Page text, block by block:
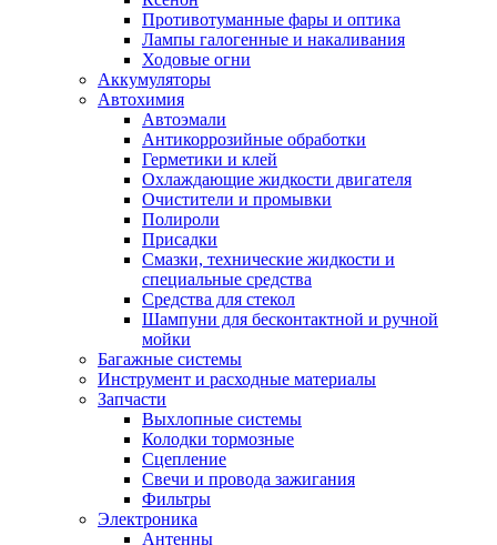
Противотуманные фары и оптика
Лампы галогенные и накаливания
Ходовые огни
Аккумуляторы
Автохимия
Автоэмали
Антикоррозийные обработки
Герметики и клей
Охлаждающие жидкости двигателя
Очистители и промывки
Полироли
Присадки
Смазки, технические жидкости и
специальные средства
Средства для стекол
Шампуни для бесконтактной и ручной
мойки
Багажные системы
Инструмент и расходные материалы
Запчасти
Выхлопные системы
Колодки тормозные
Сцепление
Свечи и провода зажигания
Фильтры
Электроника
Антенны